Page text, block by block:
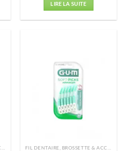
LIRE LA SUITE